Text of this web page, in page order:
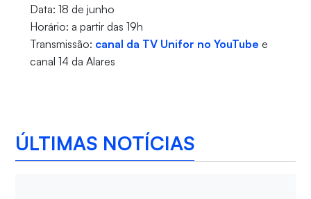
Data: 18 de junho
Horário: a partir das 19h
Transmissão: canal da TV Unifor no YouTube e
canal 14 da Alares
ÚLTIMAS NOTÍCIAS